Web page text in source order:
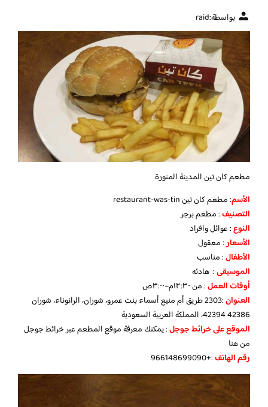
بواسطة:raid
مطعم كان تين المدينة المنورة
الأسم: مطعم كان تين restaurant-was-tin
التصنيف: مطعم برجر
النوع: عوائل وافراد
الأسعار: معقول
الأطفال: مناسب
الموسيقى: هادئه
أوقات العمل: من ١٢:٣٠م–٣:٠٠ص
العنوان
:2303 طريق أم منيع أسماء بنت عمرو، شوران، الرانوناء، شوران
42394 42386، المملكة العربية السعودية
الموقع على خرائط جوجل: يمكنك معرفة موقع المطعم عبر خرائط جوجل
من هنا
رقم الهاتف:+966148699090